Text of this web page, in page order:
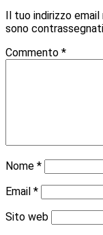
Il tuo indirizzo
sono contrassegnati
Commento *
Nome *
Email *
Sito web